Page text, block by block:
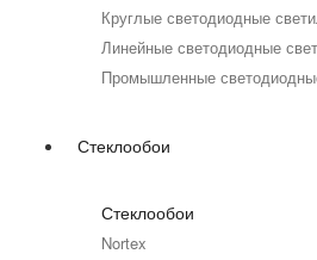
Круглые светодиодные
Линейные светодиодные
Промышленные
Стеклообои
Стеклообои
Nortex